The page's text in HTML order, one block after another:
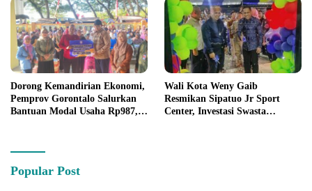
Dorong Kemandirian Ekonomi,
Pemprov Gorontalo Salurkan
Bantuan Modal Usaha Rp987,5
Wali Kota Weny Gaib
Resmikan Sipatuo Jr Sport
Center, Investasi Swasta
Popular Post